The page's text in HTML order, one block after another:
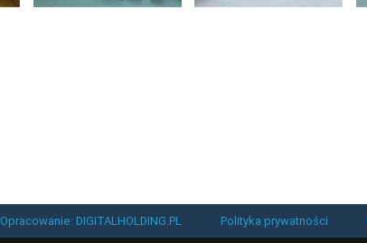
Opracowanie: DIGITALHOLDING.PL Polityka prywatności